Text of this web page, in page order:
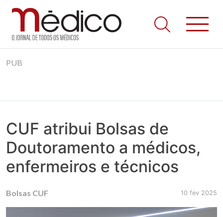
to
Jornal Médico
Médico – O Jornal de Todos os Médicos. Onde as notícias
realmente contam! Tudo o que se passa na Saúde!
PUB
CUF atribui Bolsas de
Doutoramento a médicos,
enfermeiros e técnicos
Bolsas CUF 10 fev 2025